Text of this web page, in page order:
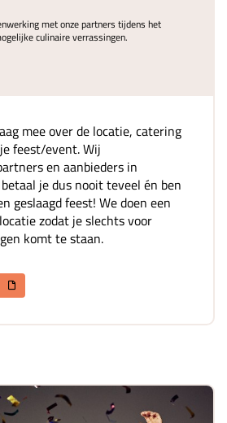
met onze partners tijdens het
culinaire verrassingen.
mee over de locatie, catering
feest/event. Wij
en aanbieders in
je dus nooit teveel én ben
geslaagd feest! We doen een
zodat je slechts voor
komt te staan.